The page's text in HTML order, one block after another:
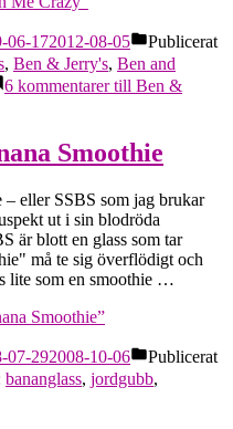
06-172012-08-05
Publicerat
, Ben & Jerry's, Ben and
6 kommentarertill Ben &
Smoothie
eller SSBS som jag brukar
ut i sin blodröda
är blott en glass som tar
må te sig överflödigt och
lite som en smoothie …
Smoothie”
07-292008-10-06
Publicerat
bananglass, jordgubb,